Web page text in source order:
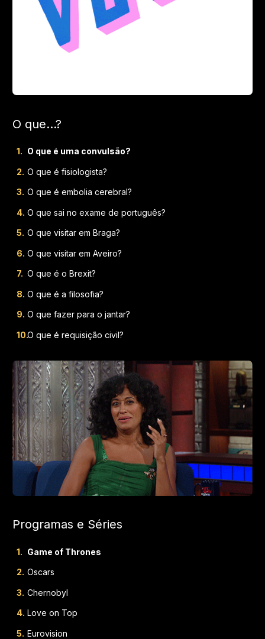
O que...?
O que é uma convulsão?
O que é fisiologista?
O que é embolia cerebral?
O que sai no exame de português?
O que visitar em Braga?
O que visitar em Aveiro?
O que é o Brexit?
O que é a filosofia?
O que fazer para o jantar?
O que é requisição civil?
Programas e Séries
Game of Thrones
Oscars
Chernobyl
Love on Top
Eurovision